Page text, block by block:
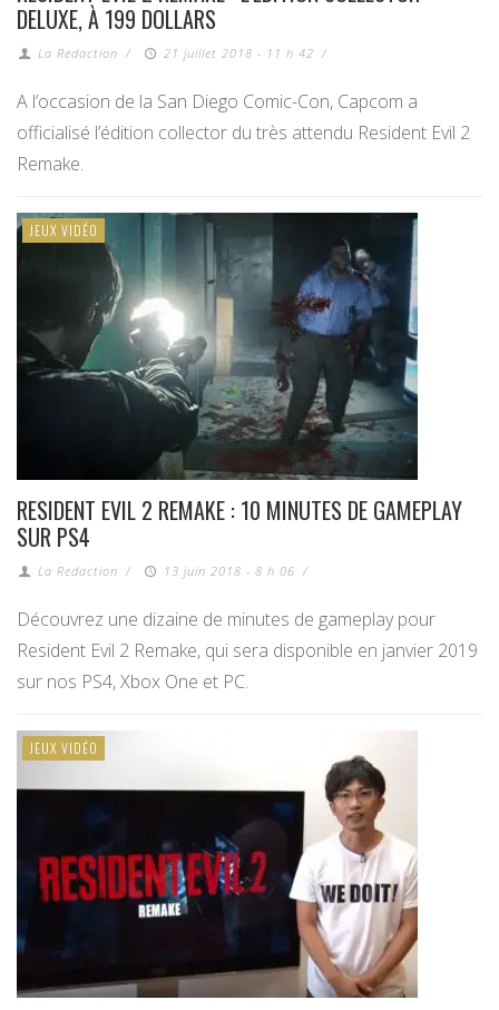
DELUXE, À 199 DOLLARS
La Redaction / 21 juillet 2018 - 11 h 42 /
A l’occasion de la San Diego Comic-Con, Capcom a
officialisé l’édition collector du très attendu Resident Evil 2
Remake.
JEUX VIDÉO
RESIDENT EVIL 2 REMAKE : 10 MINUTES DE GAMEPLAY
SUR PS4
La Redaction / 13 juin 2018 - 8 h 06 /
Découvrez une dizaine de minutes de gameplay pour
Resident Evil 2 Remake, qui sera disponible en janvier 2019
sur nos PS4, Xbox One et PC.
JEUX VIDÉO